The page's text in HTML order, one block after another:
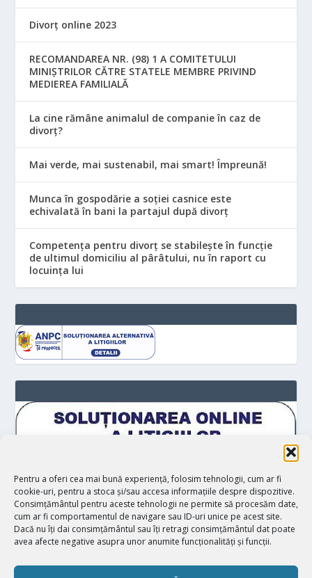
Pentru a oferi cea mai bună experiență, folosim tehnologii, cum ar fi
cookie-uri, pentru a stoca și/sau accesa informațiile despre dispozitive.
Consimțământul pentru aceste tehnologii ne permite să procesăm date,
cum ar fi comportamentul de navigare sau ID-uri unice pe acest site.
Dacă nu îți dai consimțământul sau îți retragi consimțământul dat poate
avea afecte negative asupra unor anumite funcționalități și funcții.
Divorț online 2023
RECOMANDAREA NR. (98) 1 A COMITETULUI
MINIŞTRILOR CĂTRE STATELE MEMBRE PRIVIND
MEDIEREA FAMILIALĂ
La cine rămâne animalul de companie în caz de
divorț?
Mai verde, mai sustenabil, mai smart! Împreună!
Munca în gospodărie a soției casnice este
echivalată în bani la partajul după divorț
Competența pentru divorț se stabilește în funcție
de ultimul domiciliu al pârâtului, nu în raport cu
locuinţa lui